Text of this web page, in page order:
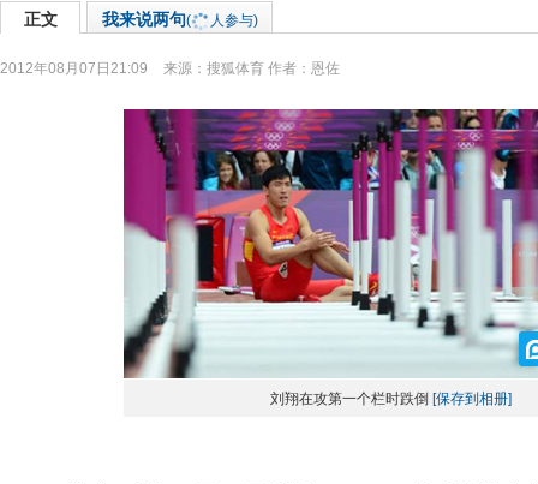
正文 我来说两句( 人参与)
2012年08月07日21:09 来源： 搜狐体育 作者：恩佐
刘翔在攻第一个栏时跌倒 [保存到相册]